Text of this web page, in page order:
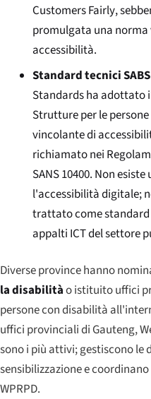
Customers Fairly,
promulgata una
accessibilità.
Standard tecnici
Standardsha adottato
Strutture per le
vincolante di
richiamato nei
SANS 10400. Non
l'accessibilità digitale;
trattato come
appalti ICT del settore
Diverse province hanno
la disabilitào istituito uffici
persone con disabilità
uffici provinciali di Gauteng,
sono i più attivi; gestiscono le
sensibilizzazione e
WPRPD.